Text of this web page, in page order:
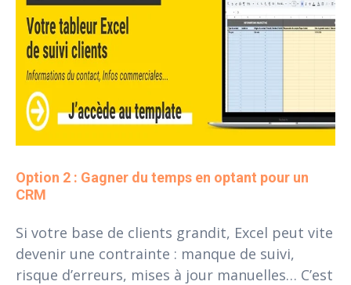
Option 2 : Gagner du temps en optant pour un
CRM
Si votre base de clients grandit, Excel peut vite
devenir une contrainte : manque de suivi,
risque d’erreurs, mises à jour manuelles… C’est